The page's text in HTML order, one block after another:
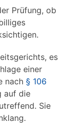
Prüfung, ob
es
einer
nach § 106
auf die
Sie